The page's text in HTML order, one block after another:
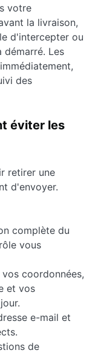
votre
la livraison,
d'intercepter ou
Les
des
éviter les
retirer une
d'envoyer.
complète du
vous
coordonnées,
et vos
e-mail et
de